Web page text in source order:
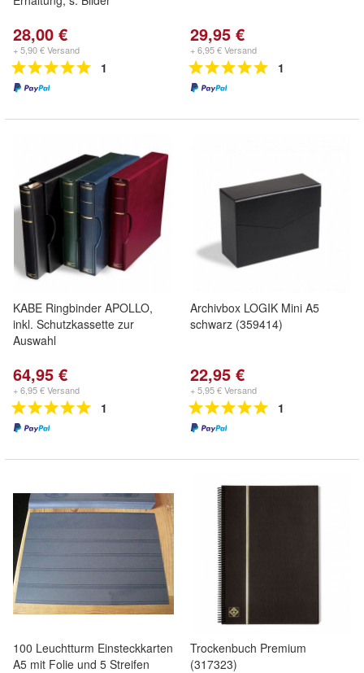
28,00 €
+ 5,90 € Versand
1
29,95 €
+ 6,95 € Versand
1
KABE Ringbinder APOLLO,
inkl. Schutzkassette zur
Auswahl
64,95 €
+ 6,95 € Versand
1
Archivbox LOGIK Mini A5
schwarz (359414)
22,95 €
+ 5,95 € Versand
1
100 Leuchtturm Einsteckkarten
A5 mit Folie und 5 Streifen
Trockenbuch Premium
(317323)